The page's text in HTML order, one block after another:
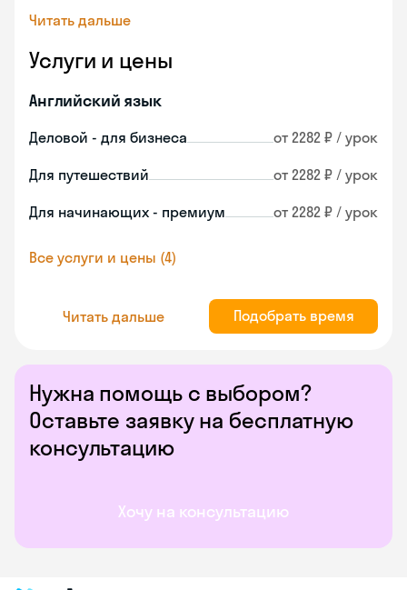
Нужна помощь с выбором?
Оставьте заявку на бесплатную
консультацию
Хочу на консультацию
Читать дальше
Услуги и цены
Английский язык
Деловой - для бизнеса от 2282 ₽ / урок
Для путешествий от 2282 ₽ / урок
Для начинающих - премиум от 2282 ₽ / урок
Все услуги и цены (4)
Читать дальше Подобрать время